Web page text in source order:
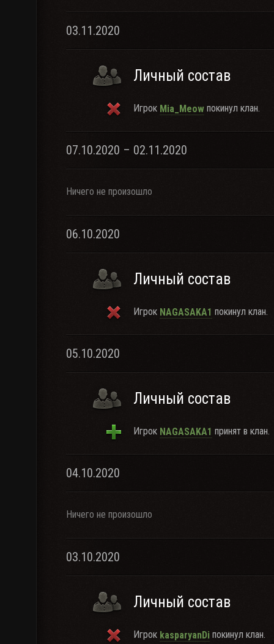
03.11.2020
Личный состав
Игрок Mia_Meow покинул клан.
07.10.2020 – 02.11.2020
Ничего не произошло
06.10.2020
Личный состав
Игрок NAGASAKA1 покинул клан.
05.10.2020
Личный состав
Игрок NAGASAKA1 принят в клан.
04.10.2020
Ничего не произошло
03.10.2020
Личный состав
Игрок kasparyanDi покинул клан.